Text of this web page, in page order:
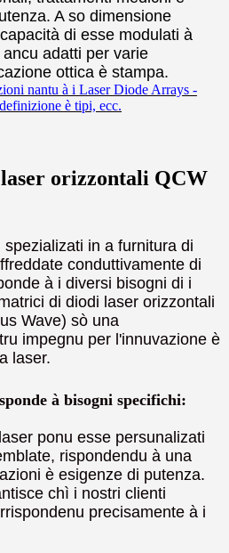
A so dimensione
di esse modulati à
adatti per varie
ottica è stampa.
nantu à i Laser Diode Arrays -
è tipi, ecc.
orizzontali QCW
in a furnitura di
conduttivamente di
à i diversi bisogni di i
di diodi laser orizzontali
Wave) sò una
impegnu per l'innuvazione è
laser.
à bisogni specifichi:
ponu esse persunalizati
rispondendu à una
è esigenze di putenza.
chì i nostri clienti
precisamente à i